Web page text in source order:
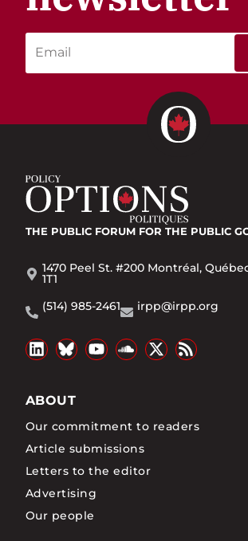
THE PUBLIC FORUM FOR THE PUBLIC
1470 Peel St. #200 Montréal,
1T1
(514) 985-2461
irpp@irpp.org
ABOUT
Our commitment to readers
Article submissions
Letters to the editor
Advertising
Our people